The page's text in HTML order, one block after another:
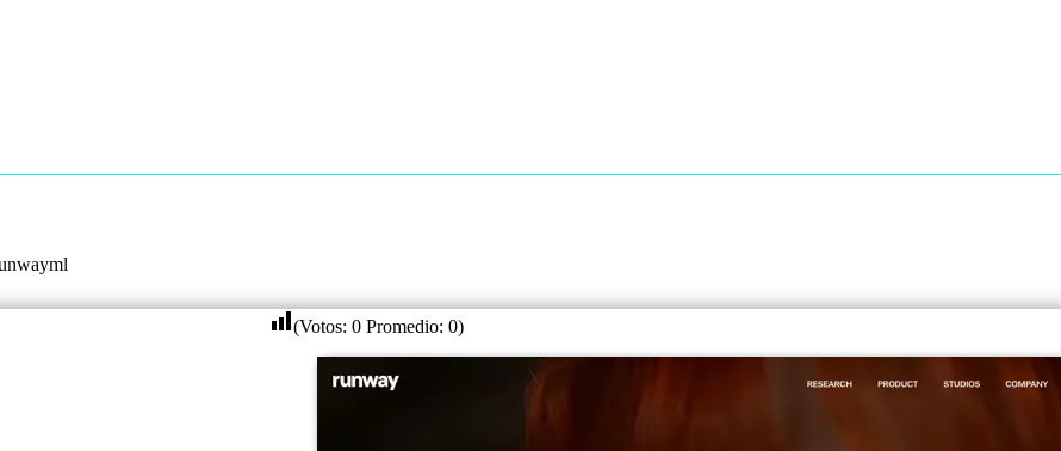
(Votos: 0 Promedio: 0)